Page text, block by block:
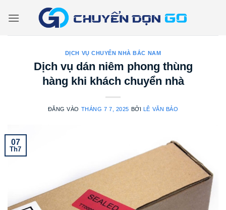
qua
DỊCH VỤ CHUYỂN NHÀ BẮC NAM
Dịch vụ dán niêm phong thùng
hàng khi khách chuyển nhà
ĐĂNG VÀO THÁNG 7 7, 2025 BỞI LÊ VĂN BẢO
07
Th7